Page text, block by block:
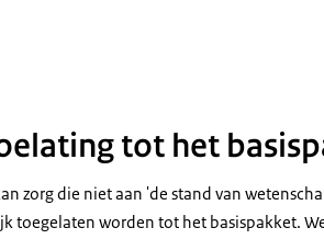
tot het
zorg die niet aan 'de stand van
toegelaten worden tot het basispakket.